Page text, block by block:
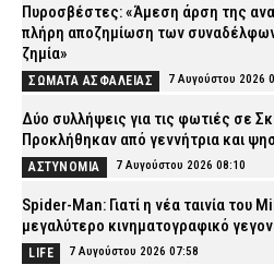
Πυροσβέστες: «Άμεση άρση της
πλήρη αποζημίωση των
ζημία»
ΣΩΜΑΤΑ ΑΣΦΑΛΕΙΑΣ 7 Αυγούστου 2026
Δύο συλλήψεις για τις φωτιές σε
Προκλήθηκαν από γεννήτρια και
ΑΣΤΥΝΟΜΙΑ 7 Αυγούστου 2026 08:10
Spider-Man: Γιατί η νέα ταινία του
μεγαλύτερο κινηματογραφικό
LIFE 7 Αυγούστου 2026 07:58